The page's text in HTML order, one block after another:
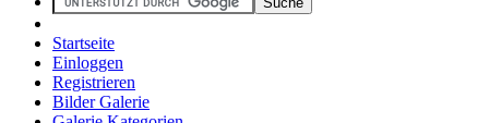
Startseite
Einloggen
Registrieren
Bilder Galerie